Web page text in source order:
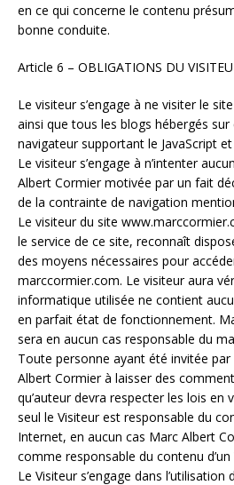
en ce qui concerne le contenu
bonne conduite.
Article 6 – OBLIGATIONS DU
Le visiteur s’engage à ne visiter le
ainsi que tous les blogs hébergés sur
navigateur supportant le JavaScript
Le visiteur s’engage à n’intenter
Albert Cormier motivée par un fait
de la contrainte de navigation
Le visiteur du site
le service de ce site, reconnaît
des moyens nécessaires pour
marccormier.com. Le visiteur aura
informatique utilisée ne contient
en parfait état de fonctionnement.
sera en aucun cas responsable du
Toute personne ayant été invitée
Albert Cormier à laisser des
qu’auteur devra respecter les lois en
seul le Visiteur est responsable du
Internet, en aucun cas Marc Albert
comme responsable du contenu d’un
Le Visiteur s’engage dans